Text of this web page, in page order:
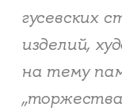
гусевских
изделий,
на тему